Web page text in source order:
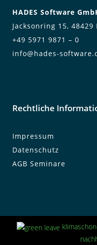
HADES Soft­ware
Jack­son­ring 15, 48429
+49 5971 9871 – 0
info@hades-
Rechtliche
Impressum
Datenschutz
AGB Seminare